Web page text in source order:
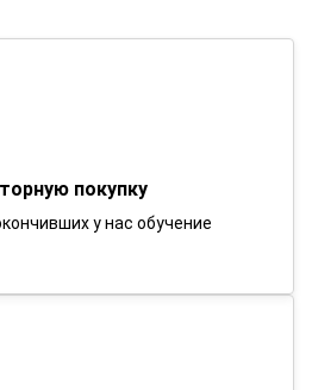
покупку
у нас обучение